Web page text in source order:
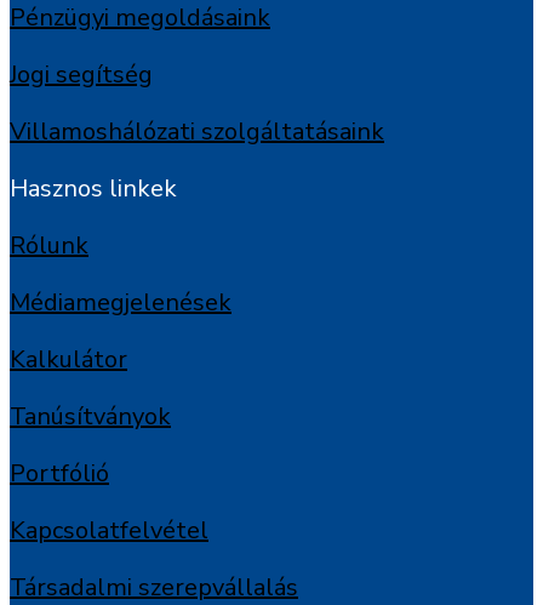
Pénzügyi megoldásaink
Jogi segítség
Villamoshálózati szolgáltatásaink
Hasznos linkek
Rólunk
Médiamegjelenések
Kalkulátor
Tanúsítványok
Portfólió
Kapcsolatfelvétel
Társadalmi szerepvállalás